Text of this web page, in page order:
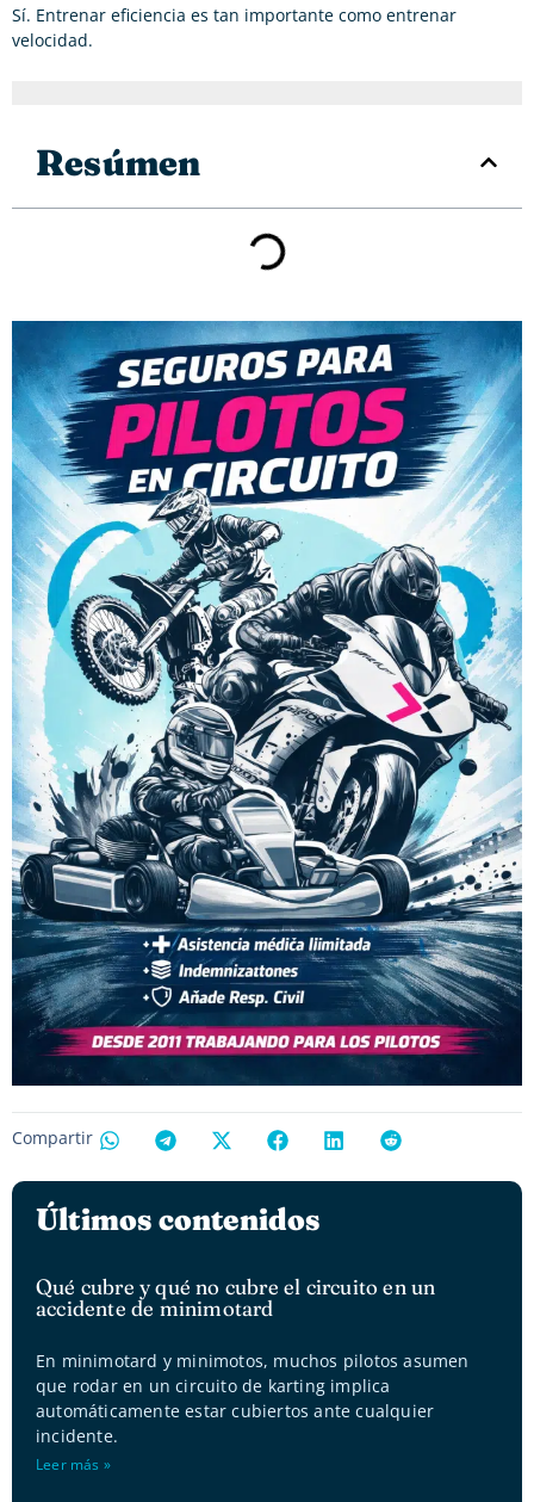
Sí. Entrenar eficiencia es tan importante como entrenar
velocidad.
Resúmen
Compartir
Últimos contenidos
Qué cubre y qué no cubre el circuito en un
accidente de minimotard
En minimotard y minimotos, muchos pilotos asumen
que rodar en un circuito de karting implica
automáticamente estar cubiertos ante cualquier
incidente.
Leer más »